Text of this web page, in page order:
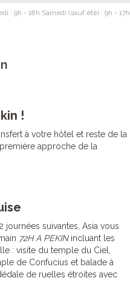
: 9h - 18h Samedi (sauf été) : 9h - 17h
!
à votre hôtel et reste de la
approche de la
journées suivantes, Asia vous
72H A PEKINincluant les
: visite du temple du Ciel,
de Confucius et balade à
de ruelles étroites avec